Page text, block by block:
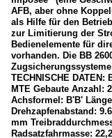
AFB, aber ohne
als Hilfe für den
zur Limitierung der
Bedienelemente für
vorhanden. Die BB
TECHNISCHE
MTE Gebaute Anzahl:
Achsformel: B'B'
Drehzapfenabstand:
mm
Radsatzfahrmasse: